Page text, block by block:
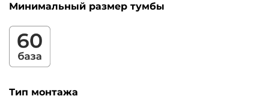
Минимальный размер тумбы
Тип монтажа